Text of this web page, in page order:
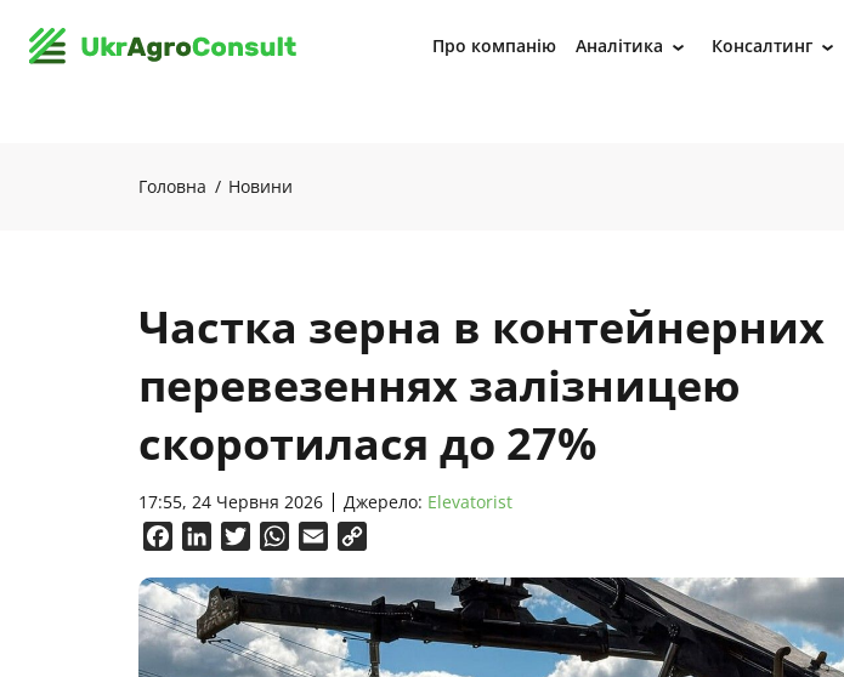
Про компанію Аналітика › Консалтинг ›
Головна Новини
Частка зерна в контейнерних
перевезеннях залізницею
скоротилася до 27%
17:55, 24 Червня 2026 Джерело: Elevatorist
FacebookLinkedInTwitterWhatsApp
Email